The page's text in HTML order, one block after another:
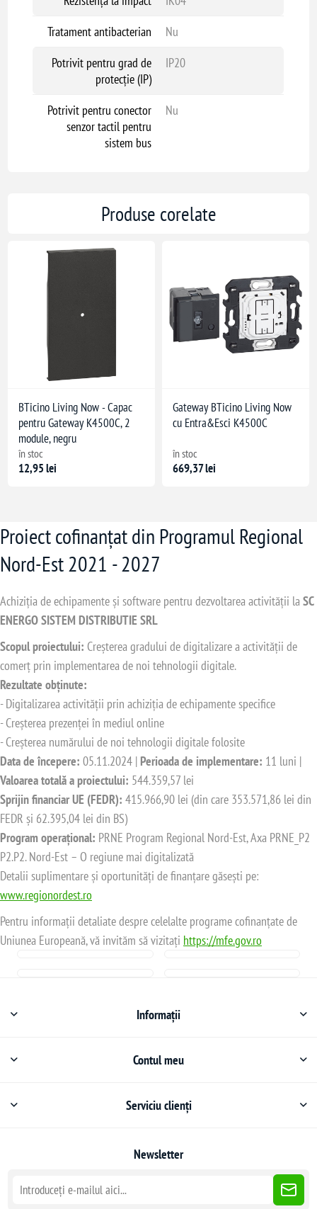
Tratament antibacterian
Nu
Potrivit pentru grad de
protecție (IP)
IP20
Potrivit pentru conector
senzor tactil pentru
sistem bus
Nu
Produse corelate
BTicino Living Now - Capac
pentru Gateway K4500C, 2
module, negru
în stoc
12,95 lei
Gateway BTicino Living Now
cu Entra&Esci K4500C
în stoc
669,37 lei
Proiect cofinanțat din Programul Regional
Nord-Est 2021 - 2027
Achiziția de echipamente și software pentru dezvoltarea activității laSC
ENERGO SISTEM DISTRIBUTIE SRL
Scopul proiectului: Creșterea gradului de digitalizare a activității de
comerț prin implementarea de noi tehnologii digitale.
Rezultate obținute:
- Digitalizarea activității prin achiziția de echipamente specifice
- Creșterea prezenței în mediul online
- Creșterea numărului de noi tehnologii digitale folosite
Data de începere: 05.11.2024 | Perioada de implementare: 11 luni |
Valoarea totală a proiectului: 544.359,57 lei
Sprijin financiar UE (FEDR): 415.966,90 lei (din care 353.571,86 lei din
FEDR și 62.395,04 lei din BS)
Program operațional: PRNE Program Regional Nord-Est, Axa PRNE_P2
P2.P2. Nord-Est – O regiune mai digitalizată
Detalii suplimentare și oportunități de finanțare găsești pe:
www.regionordest.ro
Pentru informații detaliate despre celelalte programe cofinanțate de
Uniunea Europeană, vă invităm să vizitați https://mfe.gov.ro
Informații
Contul meu
Serviciu clienți
Newsletter